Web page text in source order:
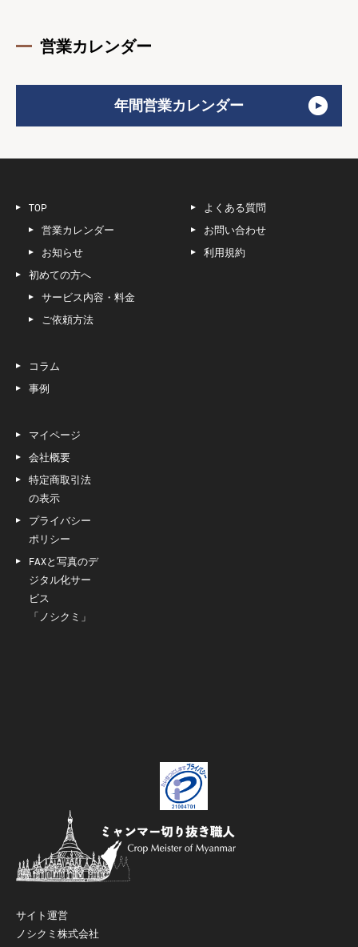
営業カレンダー
年間営業カレンダー
サイト運営
ノシクミ株式会社
TOP
営業カレンダー
お知らせ
初めての方へ
サービス内容・料金
ご依頼方法
よくある質問
お問い合わせ
利用規約
コラム
事例
マイページ
会社概要
特定商取引法
の表示
プライバシー
ポリシー
FAXと写真のデ
ジタル化サー
ビス
「ノシクミ」